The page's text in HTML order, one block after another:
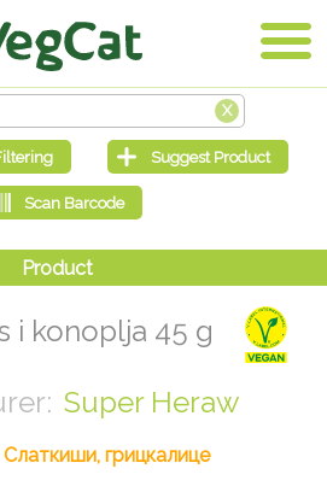
i konoplja 45 g
Super Heraw
Слаткиши, грицкалице